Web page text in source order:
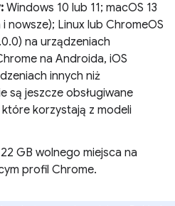
Windows 10 lub 11; macOS 13
nowsze); Linux lub ChromeOS
na urządzeniach
na Androida, iOS
innych niż
są jeszcze obsługiwane
korzystają z modeli
GB wolnego miejsca na
profil Chrome.